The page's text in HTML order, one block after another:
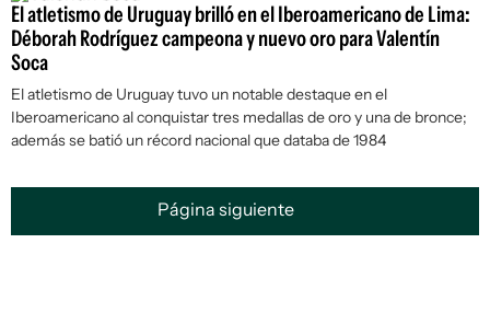
El atletismo de Uruguay brilló en el Iberoamericano de Lima:
Déborah Rodríguez campeona y nuevo oro para Valentín
Soca
El atletismo de Uruguay tuvo un notable destaque en el
Iberoamericano al conquistar tres medallas de oro y una de bronce;
además se batió un récord nacional que databa de 1984
Página siguiente